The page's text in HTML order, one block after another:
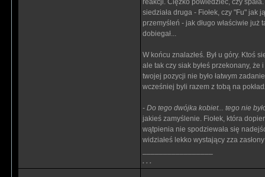
reakcji. Ciężko powiedzieć, czy
siedziała druga - Fiołek, czy "Fu" jak
przemyśleń - jak długo właściwie już
dobiegał...
W końcu znalazłeś. Był u góry. Ktoś
ale tak czy siak byłeś przekonany, że
twojej pozycji nie było łatwym
wcześniej byli razem z tobą na
- Do tego dwójka kobiet... tego nie
jakieś zamyślenie. Fiołek, która
wątpienia nie spodziewała się
widziałeś lekko wystający zza
. . .